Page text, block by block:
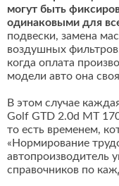
могут быть
одинаковыми для
подвески, замена
воздушных
когда оплата
модели авто она
В этом случае
Golf GTD 2.0d MT
то есть временем,
«Нормирование
автопроизводитель
справочников по